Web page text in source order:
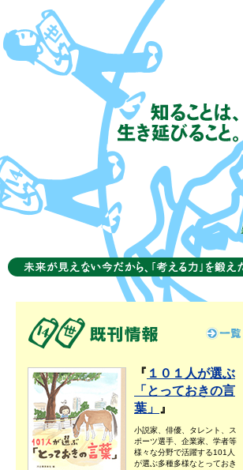
『 １０１人が選ぶ
「とっておきの言
葉」
』
小説家、俳優、タレント、ス
ポーツ選手、企業家、学者等
様々な分野で活躍する101人
が選ぶ多種多様なとっておき